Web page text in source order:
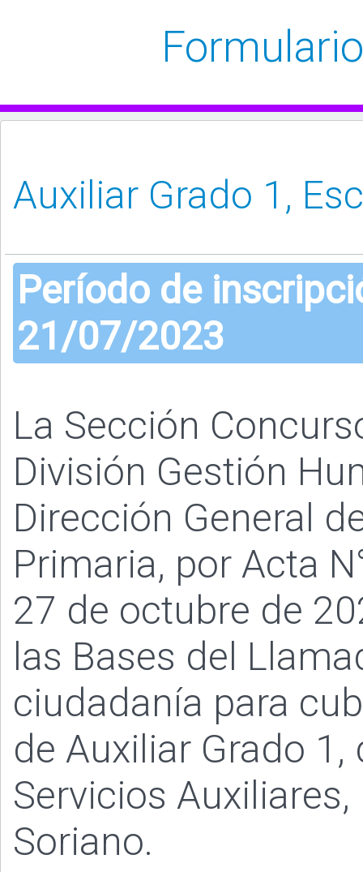
Período de
21/07/2023
La Sección
División Gestión
Dirección General
Primaria, por Acta
27 de octubre de
las Bases del
ciudadanía para
de Auxiliar Grado 1,
Servicios
Soriano.